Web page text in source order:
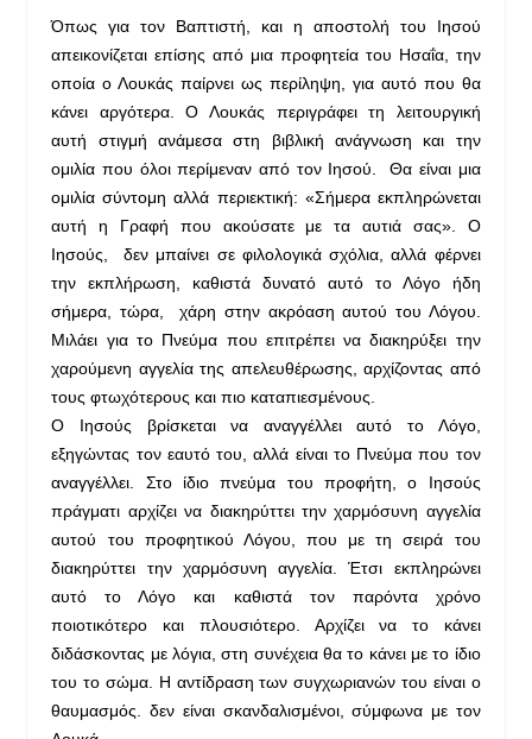
Όπως για τον Βαπτιστή, και η αποστολή του Ιησού
απεικονίζεται επίσης από μια προφητεία του Ησαΐα, την
οποία ο Λουκάς παίρνει ως περίληψη, για αυτό που θα
κάνει αργότερα. Ο Λουκάς περιγράφει τη λειτουργική
αυτή στιγμή ανάμεσα στη βιβλική ανάγνωση και την
ομιλία που όλοι περίμεναν από τον Ιησού. Θα είναι μια
ομιλία σύντομη αλλά περιεκτική: «Σήμερα εκπληρώνεται
αυτή η Γραφή που ακούσατε με τα αυτιά σας». Ο
Ιησούς, δεν μπαίνει σε φιλολογικά σχόλια, αλλά φέρνει
την εκπλήρωση, καθιστά δυνατό αυτό το Λόγο ήδη
σήμερα, τώρα, χάρη στην ακρόαση αυτού του Λόγου.
Μιλάει για το Πνεύμα που επιτρέπει να διακηρύξει την
χαρούμενη αγγελία της απελευθέρωσης, αρχίζοντας από
τους φτωχότερους και πιο καταπιεσμένους.
Ο Ιησούς βρίσκεται να αναγγέλλει αυτό το Λόγο,
εξηγώντας τον εαυτό του, αλλά είναι το Πνεύμα που τον
αναγγέλλει. Στο ίδιο πνεύμα του προφήτη, ο Ιησούς
πράγματι αρχίζει να διακηρύττει την χαρμόσυνη αγγελία
αυτού του προφητικού Λόγου, που με τη σειρά του
διακηρύττει την χαρμόσυνη αγγελία. Έτσι εκπληρώνει
αυτό το Λόγο και καθιστά τον παρόντα χρόνο
ποιοτικότερο και πλουσιότερο. Αρχίζει να το κάνει
διδάσκοντας με λόγια, στη συνέχεια θα το κάνει με το ίδιο
του το σώμα. Η αντίδραση των συγχωριανών του είναι ο
θαυμασμός. δεν είναι σκανδαλισμένοι, σύμφωνα με τον